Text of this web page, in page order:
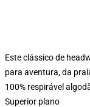
Este clássico de
para aventura, da
100% respirável
Superior plano